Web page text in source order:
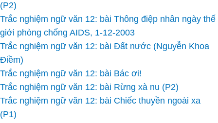
(P2)
Trắc nghiệm ngữ văn 12: bài Thông điệp nhân ngày thế
giới phòng chống AIDS, 1-12-2003
Trắc nghiệm ngữ văn 12: bài Đất nước (Nguyễn Khoa
Điềm)
Trắc nghiệm ngữ văn 12: bài Bác ơi!
Trắc nghiệm ngữ văn 12: bài Rừng xà nu (P2)
Trắc nghiệm ngữ văn 12: bài Chiếc thuyền ngoài xa
(P1)